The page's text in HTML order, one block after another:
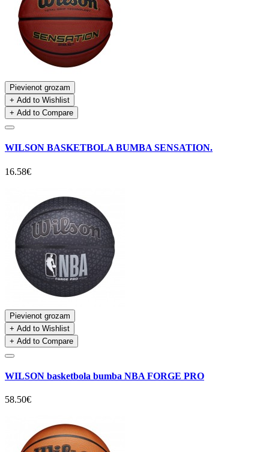
Pievienot grozam
+ Add to Wishlist
+ Add to Compare
WILSON BASKETBOLA BUMBA SENSATION.
16.58€
Pievienot grozam
+ Add to Wishlist
+ Add to Compare
WILSON basketbola bumba NBA FORGE PRO
58.50€